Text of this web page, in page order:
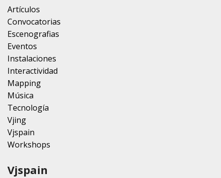
Artículos
Convocatorias
Escenografias
Eventos
Instalaciones
Interactividad
Mapping
Música
Tecnología
Vjing
Vjspain
Workshops
Vjspain